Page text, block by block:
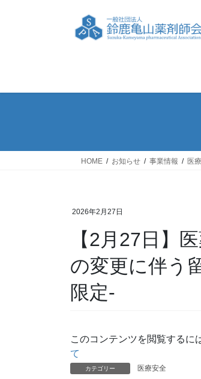
ス
ン
HOME お知らせ 事業情報 医
2026年2月27日
【2月27日】
の変更に伴う
限定-
このコンテンツを閲覧するに
て
カテゴリー 医療安全